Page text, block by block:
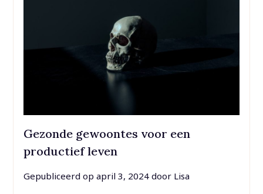
Gezonde gewoontes voor een
productief leven
Gepubliceerd op april 3, 2024door Lisa